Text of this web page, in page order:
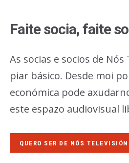
Faite socia, faite
As socias e socios de
piar básico. Desde moi
económica pode
este espazo audiovisual
QUERO SER DE NÓS TELEVISIÓN